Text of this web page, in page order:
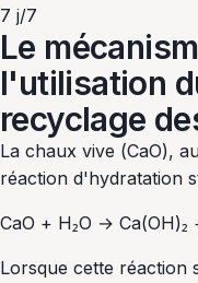
7 j/7
Le
l'utilisation
recyclage
La chaux vive (CaO),
réaction d'hydratation
CaO + H₂O →
Lorsque cette réaction